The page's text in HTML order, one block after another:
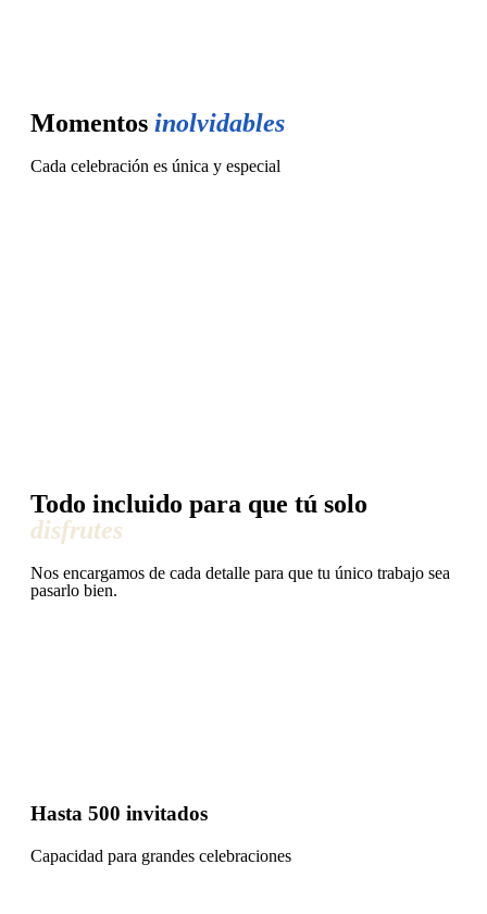
Momentos inolvidables
Cada celebración es única y especial
Todo incluido para que tú solo
disfrutes
Nos encargamos de cada detalle para que tu único trabajo sea
pasarlo bien.
Hasta 500 invitados
Capacidad para grandes celebraciones